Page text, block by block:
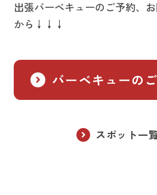
出張バーベキューのご予約、
から↓↓↓
バーベキューの
スポット一